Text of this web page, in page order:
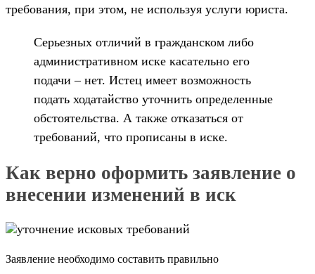
требования, при этом, не используя услуги юриста.
Серьезных отличий в гражданском либо
административном иске касательно его
подачи – нет. Истец имеет возможность
подать ходатайство уточнить определенные
обстоятельства. А также отказаться от
требований, что прописаны в иске.
Как верно оформить заявление о
внесении изменений в иск
Заявление необходимо составить правильно